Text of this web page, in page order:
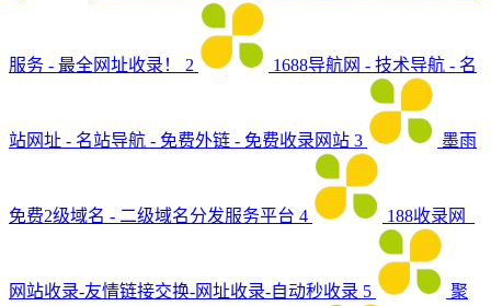
服务 - 最全网址收录！ 2 1688导航网 - 技术导航 - 名
站网址 - 名站导航 - 免费外链 - 免费收录网站 3 墨雨
免费2级域名 - 二级域名分发服务平台 4 188收录网_
网站收录-友情链接交换-网址收录-自动秒收录 5 聚